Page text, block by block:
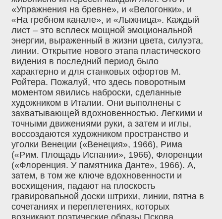
«Упражнения на бревне», и «Велогонки», и
«На гребном канале», и «Лыжница». Каждый
лист – это всплеск мощной эмоциональной
энергии, выраженный в жизни цвета, силуэта,
линии. Открытие нового этапа пластического
видения в последний период было
характерно и для станковых офортов М.
Ройтера. Пожалуй, что здесь поворотным
моментом явились наброски, сделанные
художником в Италии. Они выполнены с
захватывающей вдохновенностью. Легкими и
точными движениями руки, а затем и иглы,
воссоздаются художником пространство и
уголки Венеции («Венеция», 1966), Рима
(«Рим. Площадь Испании», 1966), Флоренции
(«Флоренция. У памятника Данте», 1966). А,
затем, в том же ключе вдохновенности и
восхищения, падают на плоскость
гравировапьной доски штрихи, линии, пятна в
сочетаниях и переплетениях, которых
возникают поэтические образы Пскова